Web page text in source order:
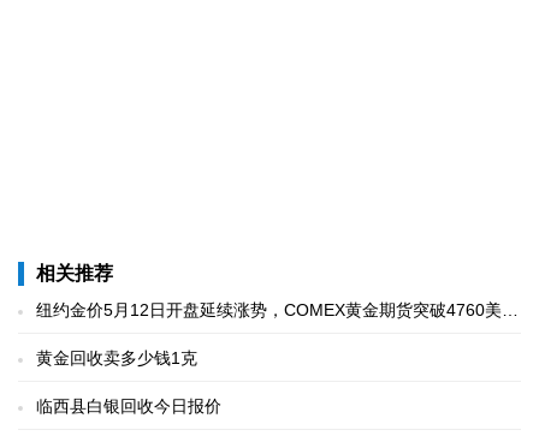
相关推荐
纽约金价5月12日开盘延续涨势，COMEX黄金期货突破4760美
黄金回收卖多少钱1克
临西县白银回收今日报价